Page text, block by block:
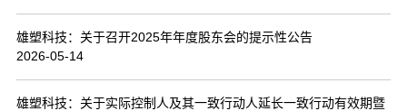
雄塑科技：关于召开2025年年度股东会的提示性公告
2026-05-14
雄塑科技：关于实际控制人及其一致行动人延长一致行动有效期暨